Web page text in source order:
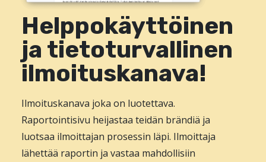
Helppokäyttöinen
ja tietoturvallinen
ilmoituskanava!
Ilmoituskanava joka on luotettava.
Raportointisivu heijastaa teidän brändiä ja
luotsaa ilmoittajan prosessin läpi. Ilmoittaja
lähettää raportin ja vastaa mahdollisiin